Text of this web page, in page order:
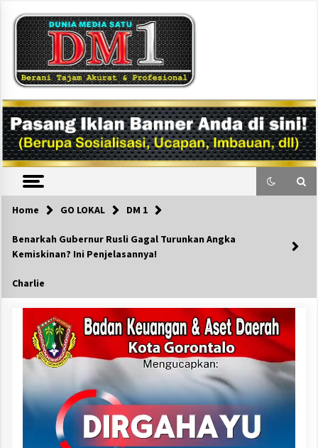
content
DM1
Home GO LOKAL DM 1
Benarkah Gubernur Rusli Gagal Turunkan Angka
Kemiskinan? Ini Penjelasannya!
Charlie